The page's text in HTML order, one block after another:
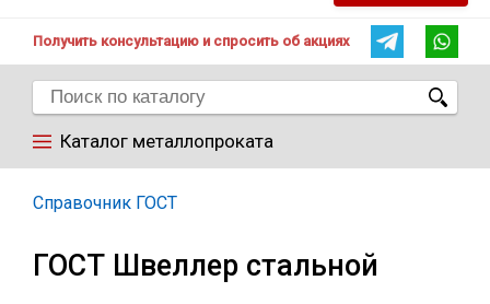
Получить консультацию и спросить об акциях
Каталог металлопроката
Арматура
Труба
Справочник ГОСТ
ГОСТ Швеллер стальной